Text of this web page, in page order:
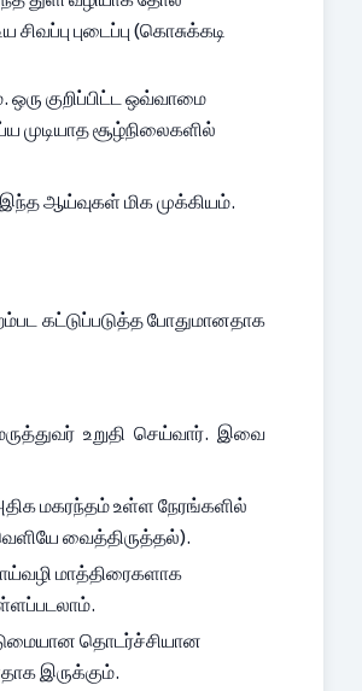
புடைப்பு (கொசுக்கடி
குறிப்பிட்ட ஒவ்வாமை
சூழ்நிலைகளில்
ஆய்வுகள் மிக முக்கியம்.
கட்டுப்படுத்த போதுமானதாக
உறுதி செய்வார். இவை
மகரந்தம் உள்ள நேரங்களில்
வைத்திருத்தல்).
மாத்திரைகளாக
தொடர்ச்சியான
இருக்கும்.